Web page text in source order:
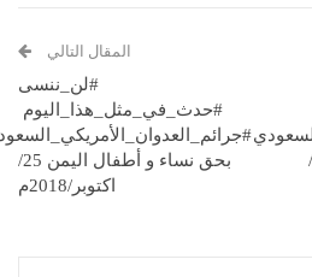
بحق نساء و أطفال اليمن 25/
المقال التالي
#لن_ننسى
#حدث_في_مثل_هذا_اليوم
بحق نساء و أطفال اليمن 25/
اكتوبر/2018م